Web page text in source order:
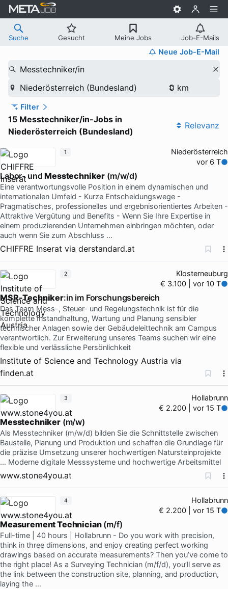
Suche Gesucht Meine Jobs Job-E-Mails
Neue Job-E-Mail
Messtechniker/in
Niederösterreich (Bundesland)
Filter
15 Messtechniker/in-Jobs in
Niederösterreich (Bundesland)
Relevanz
Niederösterreich
vor 6 T
Labor- undMesstechniker (m/w/d)
Eine verantwortungsvolle Position in einem dynamischen und
internationalen Umfeld - Kurze Entscheidungswege -
Pragmatisches, professionelles und ergebnisorientiertes Arbeiten -
Attraktive Vergütung und Benefits - Wenn Sie Ihre Expertise in
einem produzierenden Unternehmen einbringen möchten, oder
auch wenn Sie zum Abschluss …
CHIFFRE Inserat via derstandard.at
1
Klosterneuburg
€ 3.100 | vor 10 T
MSR-Techniker:in im Forschungsbereich
Das Team Mess-, Steuer- und Regelungstechnik ist für die
komplette Instandhaltung, Wartung und Planung sensibler
technischer Anlagen sowie der Gebäudeleittechnik am Campus
verantwortlich. Zur Erweiterung unseres Teams suchen wir eine
flexible und verlässliche Persönlichkeit
Institute of Science and Technology Austria via
finden.at
2
Hollabrunn
€ 2.200 | vor 15 T
Messtechniker(m/w)
Als Messtechniker (m/w/d) bilden Sie die Schnittstelle zwischen
Baustelle, Planung und Produktion und schaffen die Grundlage für
die präzise Umsetzung unserer hochwertigen Natursteinprojekte
… Moderne digitale Messsysteme und hochwertige Arbeitsmittel
www.stone4you.at
3
Hollabrunn
€ 2.200 | vor 15 T
Measurement Technician(m/f)
Full-time | 40 hours | Hollabrunn - Do you work with precision,
think in three dimensions, and enjoy creating perfect working
drawings based on accurate measurements? Then you’ve come to
the right place! As a Surveying Technician (m/f/d), you’ll serve as
the link between the construction site, planning, and production,
laying the …
4